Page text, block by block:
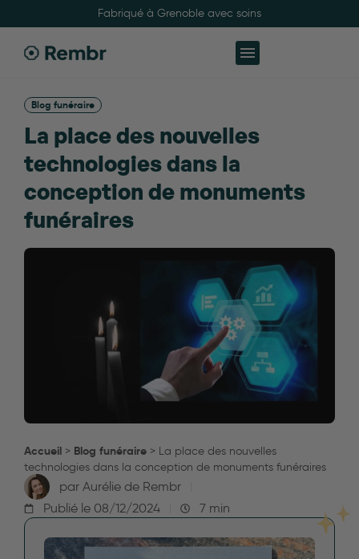
Fabriqué à Grenoble avec soins
Blog funéraire
La place des nouvelles
technologies dans la
conception de monuments
funéraires
Accueil > Blog funéraire > La place des nouvelles
technologies dans la conception de monuments funéraires
par Aurélie de Rembr
Publié le 08/12/2024 7 min